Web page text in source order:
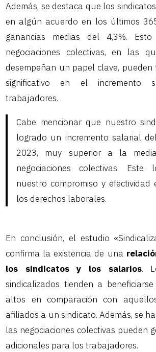
Además, se destaca que los
en algún acuerdo en los últimos
ganancias medias del 4,3%.
negociaciones colectivas, en las
desempeñan un papel clave,
significativo en el incremento
trabajadores.
Cabe mencionar que nuestro
logrado un incremento salarial
2023, muy superior a la
negociaciones colectivas. Este
nuestro compromiso y efectividad
los derechos laborales.
En conclusión, el estudio
confirma la existencia de una
los sindicatos y los salarios.
sindicalizados tienden a
altos en comparación con
afiliados a un sindicato. Además, se
las negociaciones colectivas pueden
adicionales para los trabajadores.